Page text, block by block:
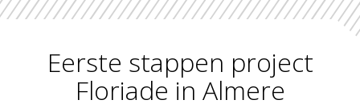
Eerste stappen project
Floriade in Almere